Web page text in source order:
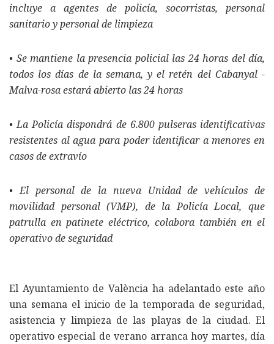
incluye a agentes de policía, socorristas, personal
sanitario y personal de limpieza
• Se mantiene la presencia policial las 24 horas del día,
todos los días de la semana, y el retén del Cabanyal -
Malva-rosa estará abierto las 24 horas
• La Policía dispondrá de 6.800 pulseras identificativas
resistentes al agua para poder identificar a menores en
casos de extravío
• El personal de la nueva Unidad de vehículos de
movilidad personal (VMP), de la Policía Local, que
patrulla en patinete eléctrico, colabora también en el
operativo de seguridad
El Ayuntamiento de València ha adelantado este año
una semana el inicio de la temporada de seguridad,
asistencia y limpieza de las playas de la ciudad. El
operativo especial de verano arranca hoy martes, día